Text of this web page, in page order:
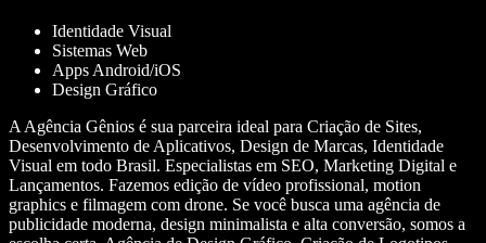
Identidade Visual
Sistemas Web
Apps Android/iOS
Design Gráfico
A Agência Gênios é sua parceira ideal para Criação de Sites,
Desenvolvimento de Aplicativos, Design de Marcas, Identidade
Visual em todo Brasil. Especialistas em SEO, Marketing Digital e
Lançamentos. Fazemos edição de vídeo profissional, motion
graphics e filmagem com drone. Se você busca uma agência de
publicidade moderna, design minimalista e alta conversão, somos a